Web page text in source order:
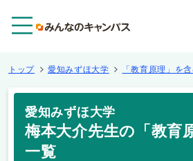
トップ 愛知みずほ大学 「教育原理」を
愛知みずほ大学
梅本大介先生の「教育
一覧